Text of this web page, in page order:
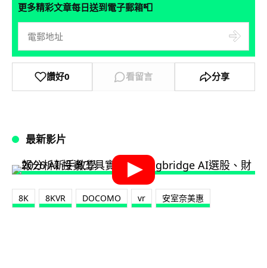
更多精彩文章每日送到電子郵箱📮
讚好0 看留言 分享
最新影片
8K 8KVR DOCOMO vr 安室奈美惠